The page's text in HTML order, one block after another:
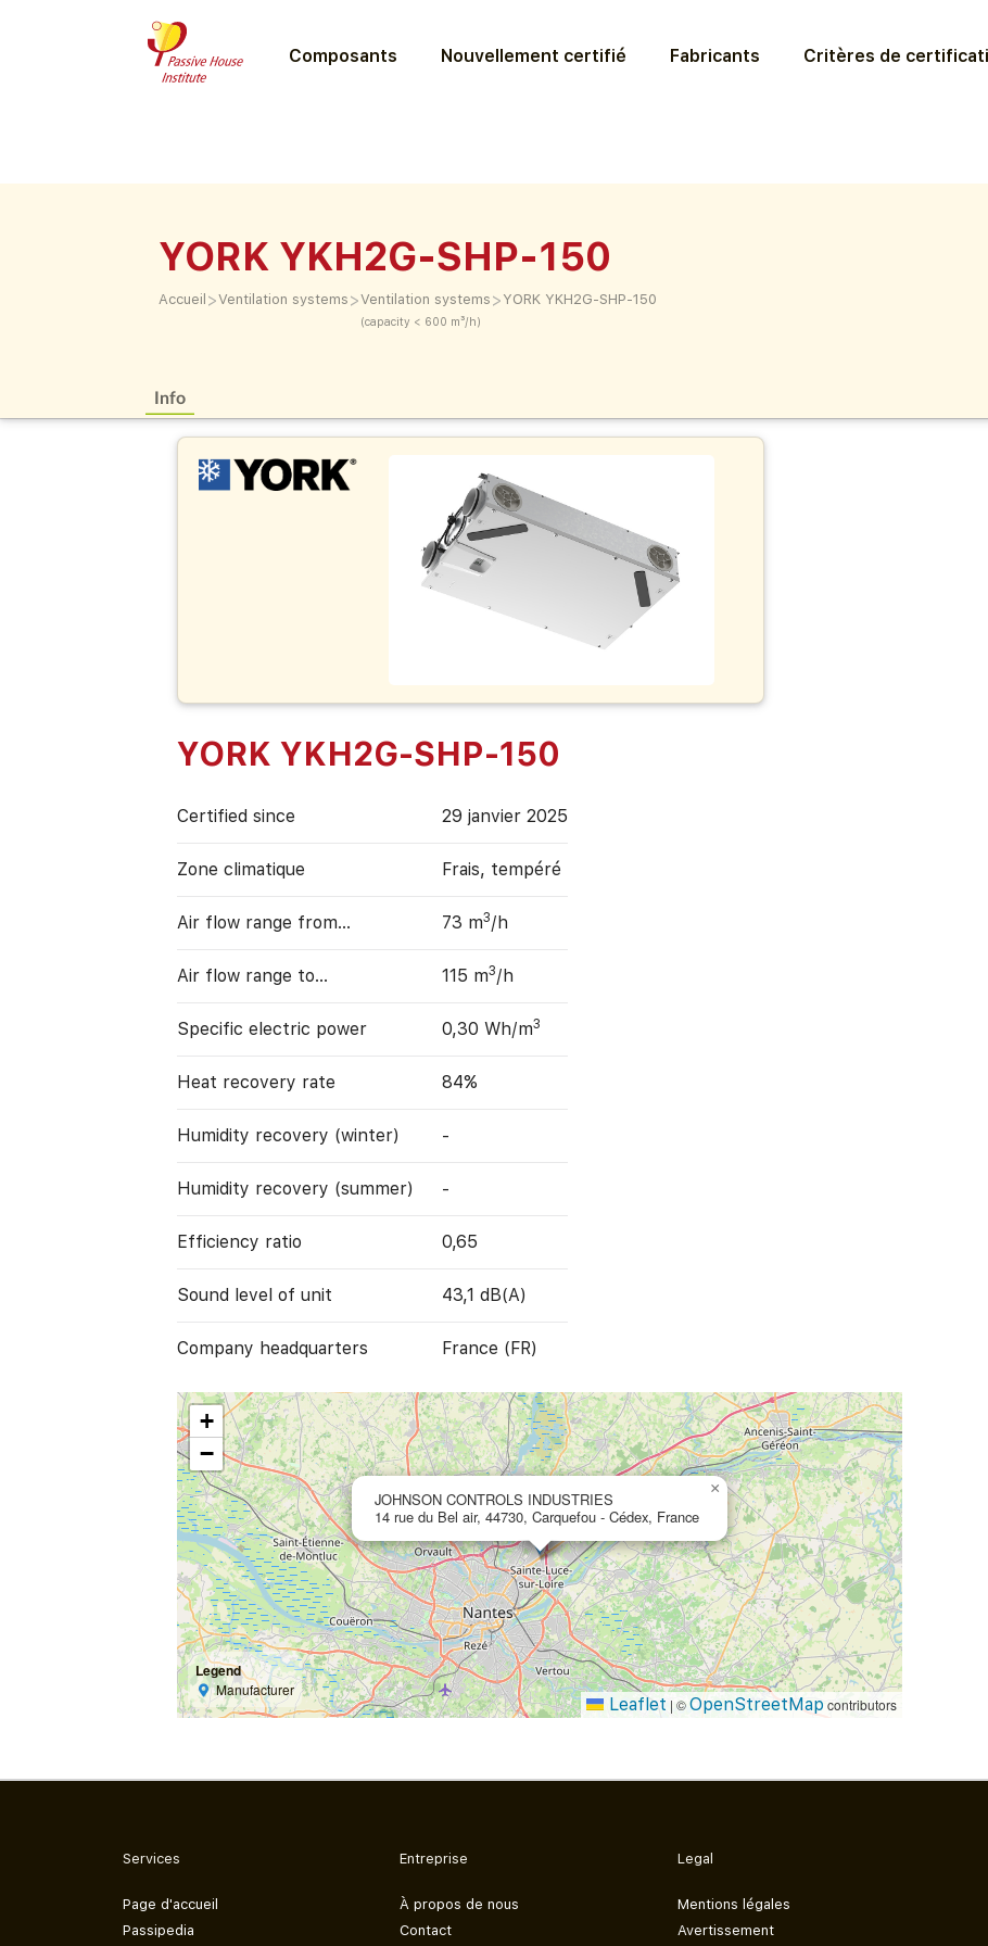
Composants Nouvellement certifié Fabricants Critères de
YORK YKH2G-SHP-150
Accueil >Ventilation systems >Ventilation systems
(capacity < 600 m³/h)
> YORK YKH2G-SHP-150
Info
YORK YKH2G-SHP-150
Certified since 29 janvier 2025
Zone climatique Frais, tempéré
Air flow range from… 73 m3/h
Air flow range to… 115 m3/h
Specific electric power 0,30 Wh/m3
Heat recovery rate 84%
Humidity recovery (winter) -
Humidity recovery (summer) -
Efficiency ratio 0,65
Sound level of unit 43,1 dB(A)
Company headquarters France (FR)
JOHNSON CONTROLS INDUSTRIES
14 rue du Bel air, 44730, Carquefou ‐ Cédex, France
×
+
−
Legend
Manufacturer
Leaflet | ©OpenStreetMap contributors
Services
Page d'accueil
Passipedia
Entreprise
À propos de nous
Contact
Legal
Mentions légales
Avertissement